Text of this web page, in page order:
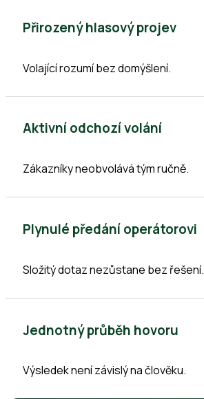
Přirozený hlasový projev
Volající rozumí bez domýšlení.
Aktivní odchozí volání
Zákazníky neobvolává tým ručně.
Plynulé předání operátorovi
Složitý dotaz nezůstane bez řešení.
Jednotný průběh hovoru
Výsledek není závislý na člověku.